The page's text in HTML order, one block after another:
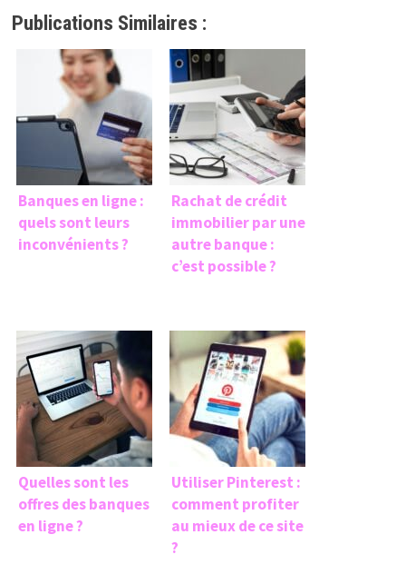
Publications Similaires :
Banques en ligne :
quels sont leurs
inconvénients ?
Rachat de crédit
immobilier par une
autre banque :
c’est possible ?
Quelles sont les
offres des banques
en ligne ?
Utiliser Pinterest :
comment profiter
au mieux de ce site
?